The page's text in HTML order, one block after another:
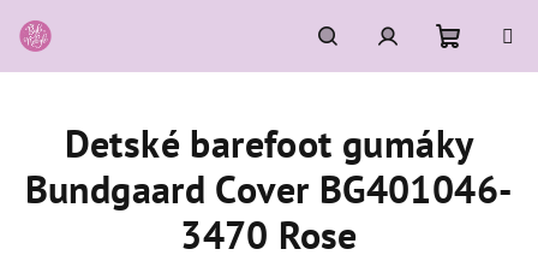
na
obsah
HľadaťPrihlásenie
košík
Detské barefoot gumáky
Bundgaard Cover BG401046-
3470 Rose